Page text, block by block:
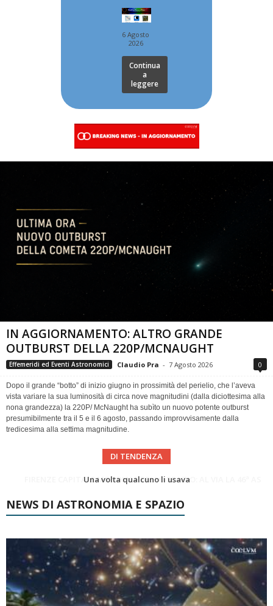
6 Agosto
2026
Continua
a
leggere
IN AGGIORNAMENTO: ALTRO GRANDE
OUTBURST DELLA 220P/MCNAUGHT
Effemeridi ed Eventi Astronomici Claudio Pra - 7 Agosto 2026 0
Dopo il grande “botto” di inizio giugno in prossimità del perielio, che l’aveva
vista variare la sua luminosità di circa nove magnitudini (dalla diciottesima alla
nona grandezza) la 220P/ McNaught ha subìto un nuovo potente outburst
presumibilmente tra il 5 e il 6 agosto, passando improvvisamente dalla
tredicesima alla settima magnitudine.
DI TENDENZA
Cielo del Mese di Agosto 2026
NEWS DI ASTRONOMIA E SPAZIO